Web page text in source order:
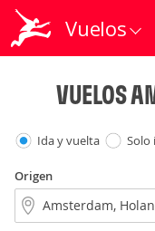
Vuelos
VUELOS
Ida y vuelta Solo
Origen